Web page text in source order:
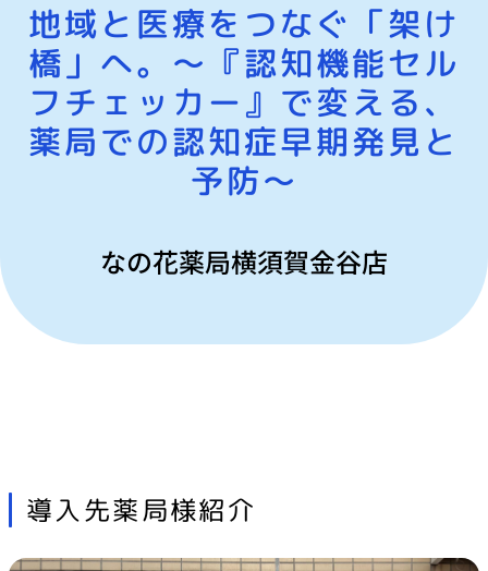
料金
一般の方へ
自治体の方へ
３分でサービスの詳細が分かる！
資料をダウンロード
お問い合わせ
地域と医療をつなぐ「架け
橋」へ。〜『認知機能セル
フチェッカー』で変える、
薬局での認知症早期発見と
予防〜
なの花薬局横須賀金谷店
導入先薬局様紹介